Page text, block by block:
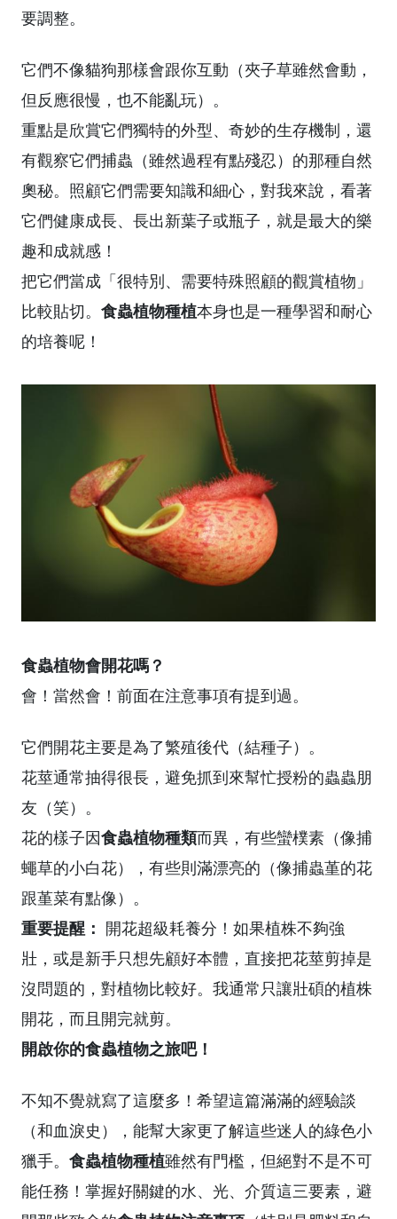
要調整。
它們不像貓狗那樣會跟你互動（夾子草雖然會動，
但反應很慢，也不能亂玩）。
重點是欣賞它們獨特的外型、奇妙的生存機制，還
有觀察它們捕蟲（雖然過程有點殘忍）的那種自然
奧秘。照顧它們需要知識和細心，對我來說，看著
它們健康成長、長出新葉子或瓶子，就是最大的樂
趣和成就感！
把它們當成「很特別、需要特殊照顧的觀賞植物」
比較貼切。 食蟲植物種植本身也是一種學習和耐心
的培養呢！
食蟲植物會開花嗎？
會！當然會！前面在注意事項有提到過。
它們開花主要是為了繁殖後代（結種子）。
花莖通常抽得很長，避免抓到來幫忙授粉的蟲蟲朋
友（笑）。
花的樣子因食蟲植物種類而異，有些蠻樸素（像捕
蠅草的小白花），有些則滿漂亮的（像捕蟲堇的花
跟堇菜有點像）。
重要提醒： 開花超級耗養分！如果植株不夠強
壯，或是新手只想先顧好本體，直接把花莖剪掉是
沒問題的，對植物比較好。我通常只讓壯碩的植株
開花，而且開完就剪。
開啟你的食蟲植物之旅吧！
不知不覺就寫了這麼多！希望這篇滿滿的經驗談
（和血淚史），能幫大家更了解這些迷人的綠色小
獵手。 食蟲植物種植雖然有門檻，但絕對不是不可
能任務！掌握好關鍵的水、光、介質這三要素，避